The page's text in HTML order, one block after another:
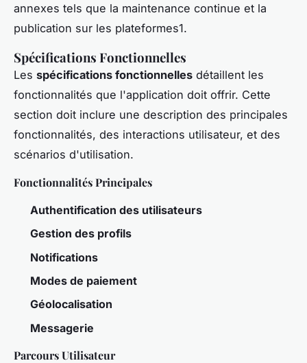
annexes tels que la maintenance continue et la
publication sur les plateformes1.
Spécifications Fonctionnelles
Les spécifications fonctionnelles détaillent les
fonctionnalités que l'application doit offrir. Cette
section doit inclure une description des principales
fonctionnalités, des interactions utilisateur, et des
scénarios d'utilisation.
Fonctionnalités Principales
Authentification des utilisateurs
Gestion des profils
Notifications
Modes de paiement
Géolocalisation
Messagerie
Parcours Utilisateur